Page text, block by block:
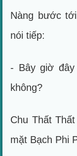
Nàng bước
nói tiếp:
- Bây giờ
không?
Chu Thất
mặt Bạch Phi